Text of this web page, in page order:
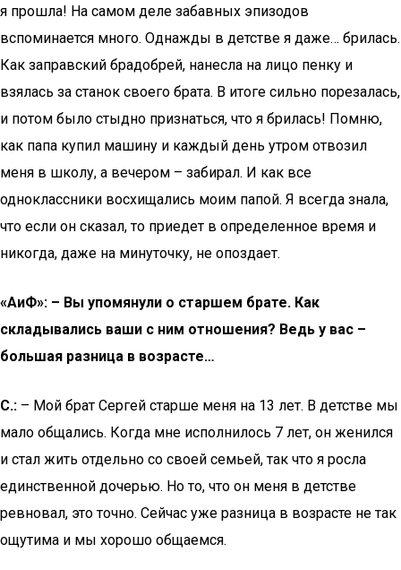
я прошла! На самом деле забавных эпизодов
вспоминается много. Однажды в детстве я даже… брилась.
Как заправский брадобрей, нанесла на лицо пенку и
взялась за станок своего брата. В итоге сильно порезалась,
и потом было стыдно признаться, что я брилась! Помню,
как папа купил машину и каждый день утром отвозил
меня в школу, а вечером – забирал. И как все
одноклассники восхищались моим папой. Я всегда знала,
что если он сказал, то приедет в определенное время и
никогда, даже на минуточку, не опоздает.
«AиФ»: – Вы упомянули о старшем брате. Как
складывались ваши с ним отношения? Ведь у вас –
большая разница в возрасте…
С.: – Мой брат Сергей старше меня на 13 лет. В детстве мы
мало общались. Когда мне исполнилось 7 лет, он женился
и стал жить отдельно со своей семьей, так что я росла
единственной дочерью. Но то, что он меня в детстве
ревновал, это точно. Сейчас уже разница в возрасте не так
ощутима и мы хорошо общаемся.